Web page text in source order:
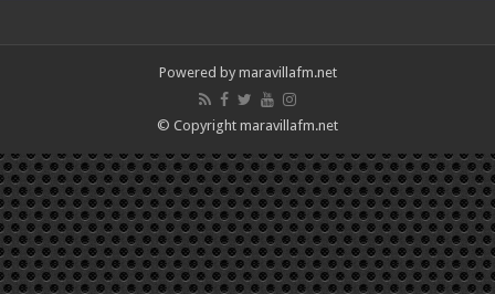
Powered by maravillafm.net
© Copyright maravillafm.net